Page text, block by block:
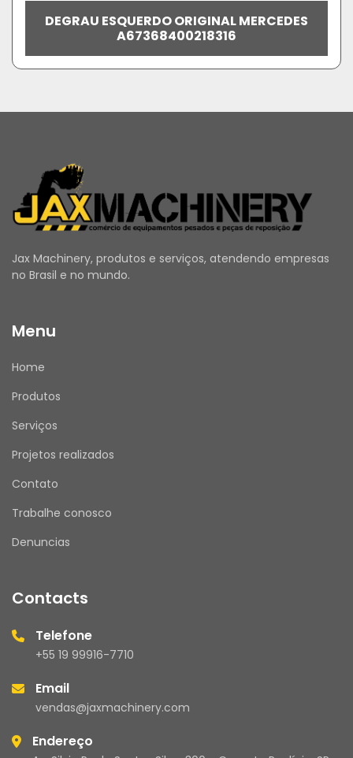
DEGRAU ESQUERDO ORIGINAL MERCEDES
A67368400218316
Jax Machinery, produtos e serviços, atendendo empresas
no Brasil e no mundo.
Menu
Home
Produtos
Serviços
Projetos realizados
Contato
Trabalhe conosco
Denuncias
Contacts
Telefone
+55 19 99916-7710
Email
vendas@jaxmachinery.com
Endereço